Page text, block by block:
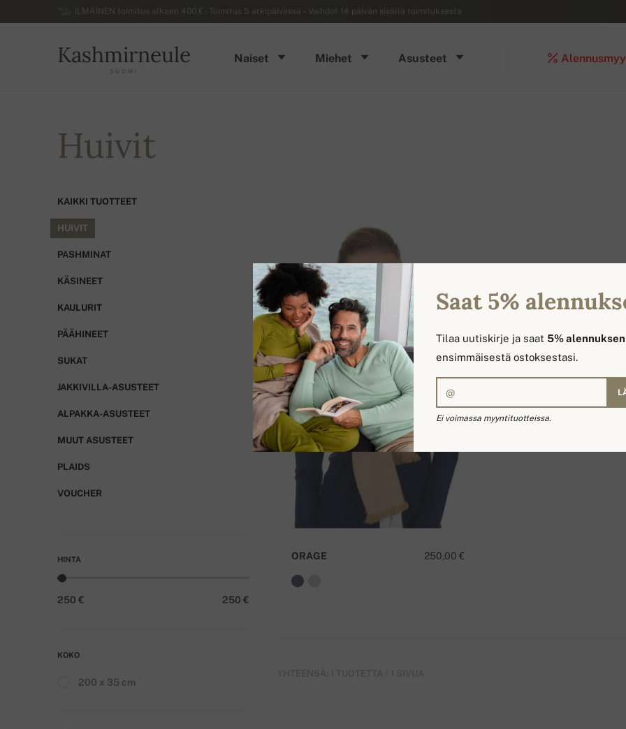
ILMAINEN toimitus alkaen 400 € - Toimitus 5 arkipäivässä – Vaihdot 14 päivän sisällä toimituksesta
Kashmirneule
SUOMI
Naiset Miehet Asusteet
Huivit
KAIKKI TUOTTEET
HUIVIT
PASHMINAT
KÄSINEET
KAULURIT
PÄÄHINEET
SUKAT
JAKKIVILLA-ASUSTEET
ALPAKKA-ASUSTEET
MUUT ASUSTEET
PLAIDS
VOUCHER
HINTA
250 € 250 €
KOKO
200 x 35 cm
250,00 €
ORAGE
Saat 5%
Tilaa uutiskirje ja saat 5% alennuksen
ensimmäisestä ostoksestasi.
Ei voimassa myyntituotteissa.